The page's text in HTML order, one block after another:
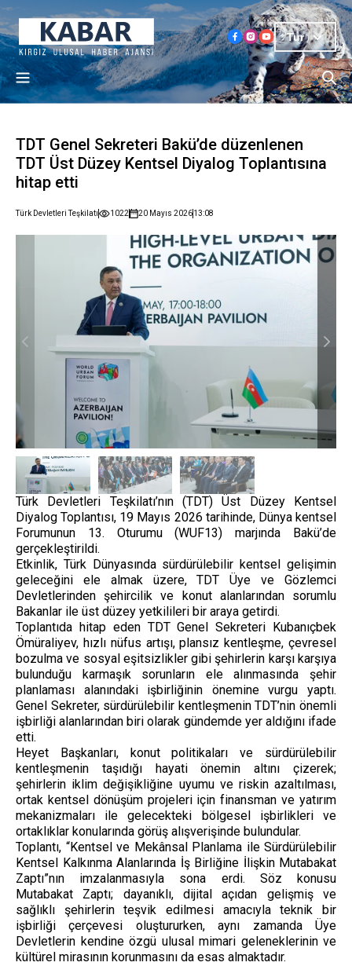
Tur
TDT Genel Sekreteri Bakü’de düzenlenen
TDT Üst Düzey Kentsel Diyalog Toplantısına
hitap etti
Türk Devletleri Teşkilatı 1022 20 Mayıs 202613:08
Türk Devletleri Teşkilatı’nın (TDT) Üst Düzey Kentsel
Diyalog Toplantısı, 19 Mayıs 2026 tarihinde, Dünya kentsel
Forumunun 13. Oturumu (WUF13) marjında Bakü’de
gerçekleştirildi.
Etkinlik, Türk Dünyasında sürdürülebilir kentsel gelişimin
geleceğini ele almak üzere, TDT Üye ve Gözlemci
Devletlerinden şehircilik ve konut alanlarından sorumlu
Bakanlar ile üst düzey yetkilileri bir araya getirdi.
Toplantıda hitap eden TDT Genel Sekreteri Kubanıçbek
Ömüraliyev, hızlı nüfus artışı, plansız kentleşme, çevresel
bozulma ve sosyal eşitsizlikler gibi şehirlerin karşı karşıya
bulunduğu karmaşık sorunların ele alınmasında şehir
planlaması alanındaki işbirliğinin önemine vurgu yaptı.
Genel Sekreter, sürdürülebilir kentleşmenin TDT’nin önemli
işbirliği alanlarından biri olarak gündemde yer aldığını ifade
etti.
Heyet Başkanları, konut politikaları ve sürdürülebilir
kentleşmenin taşıdığı hayati önemin altını çizerek;
şehirlerin iklim değişikliğine uyumu ve riskin azaltılması,
ortak kentsel dönüşüm projeleri için finansman ve yatırım
mekanizmaları ile gelecekteki bölgesel işbirlikleri ve
ortaklıklar konularında görüş alışverişinde bulundular.
Toplantı, “Kentsel ve Mekânsal Planlama ile Sürdürülebilir
Kentsel Kalkınma Alanlarında İş Birliğine İlişkin Mutabakat
Zaptı”nın imzalanmasıyla sona erdi. Söz konusu
Mutabakat Zaptı; dayanıklı, dijital açıdan gelişmiş ve
sağlıklı şehirlerin teşvik edilmesi amacıyla teknik bir
işbirliği çerçevesi oluştururken, aynı zamanda Üye
Devletlerin kendine özgü ulusal mimari geleneklerinin ve
kültürel mirasının korunmasını da esas almaktadır.